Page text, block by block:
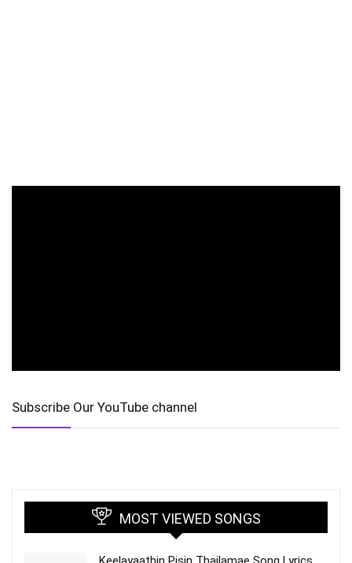
Subscribe Our YouTube channel
MOST VIEWED SONGS